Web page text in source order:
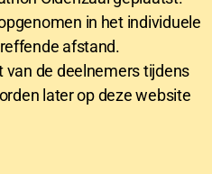
in het individuele
afstand.
van de deelnemers tijdens
later op deze website